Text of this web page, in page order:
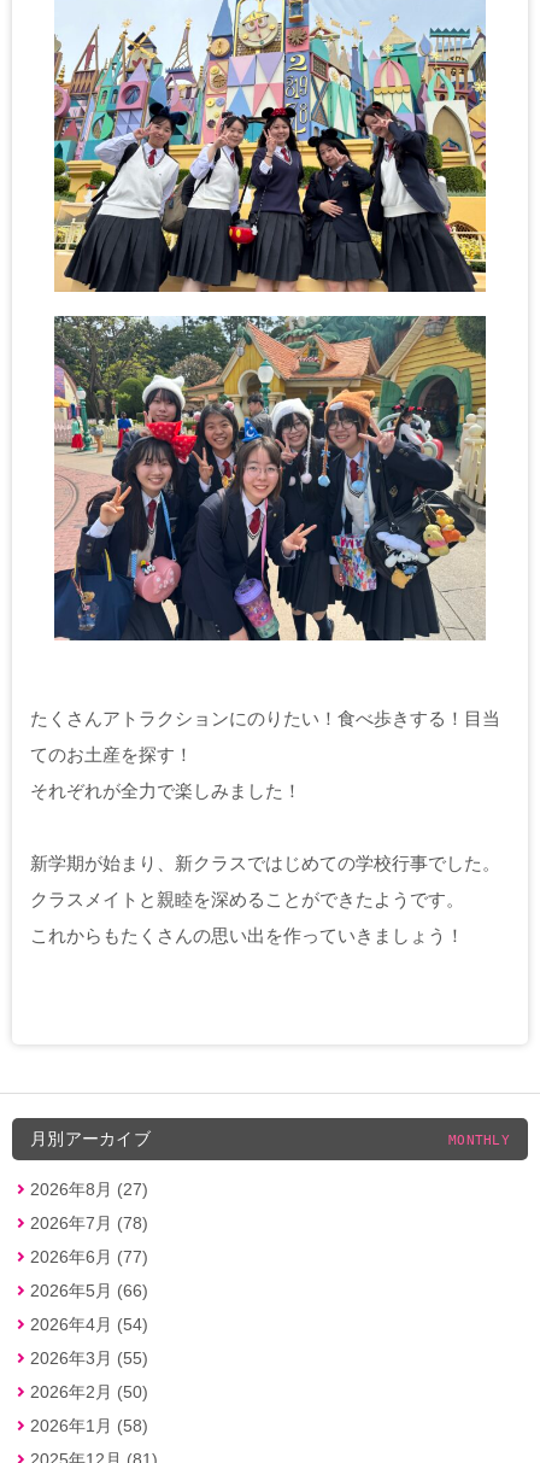
たくさんアトラクションにのりたい！食べ歩きする！目当
てのお土産を探す！
それぞれが全力で楽しみました！
新学期が始まり、新クラスではじめての学校行事でした。
クラスメイトと親睦を深めることができたようです。
これからもたくさんの思い出を作っていきましょう！
月別アーカイブ MONTHLY
2026年8月 (27)
2026年7月 (78)
2026年6月 (77)
2026年5月 (66)
2026年4月 (54)
2026年3月 (55)
2026年2月 (50)
2026年1月 (58)